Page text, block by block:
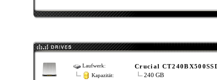
Laufwerk: Crucial
Kapazität: 240 GB